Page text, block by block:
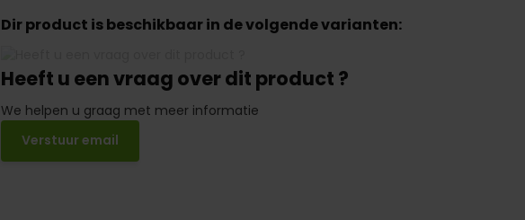
Dir product is beschikbaar in de volgende varianten:
Heeft u een vraag over dit product ?
We helpen u graag met meer informatie
Verstuur email